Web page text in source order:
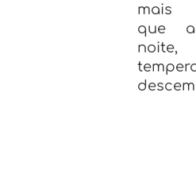
mais
que
noite,